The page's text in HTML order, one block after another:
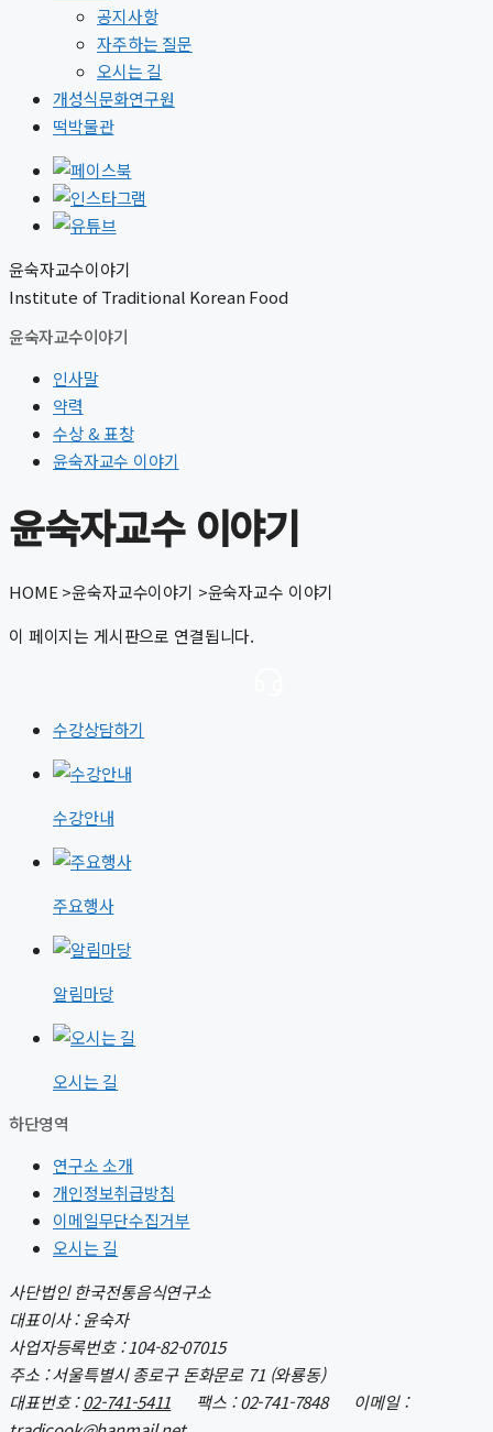
공지사항
자주하는 질문
오시는 길
개성식문화연구원
떡박물관
윤숙자교수이야기
Institute of Traditional Korean Food
윤숙자교수이야기
인사말
약력
수상 & 표창
윤숙자교수 이야기
윤숙자교수 이야기
HOME >윤숙자교수이야기 >윤숙자교수 이야기
이 페이지는 게시판으로 연결됩니다.
수강상담하기
수강안내
주요행사
알림마당
오시는 길
하단영역
연구소 소개
개인정보취급방침
이메일무단수집거부
오시는 길
사단법인 한국전통음식연구소
대표이사 : 윤숙자
사업자등록번호 : 104-82-07015
주소 : 서울특별시 종로구 돈화문로 71 (와룡동)
대표번호 :02-741-5411 팩스 : 02-741-7848 이메일 :